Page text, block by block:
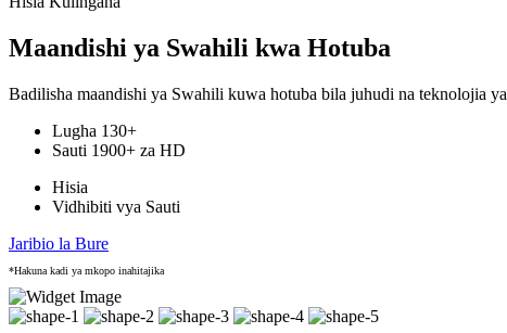
Maandishi ya Swahili kwa Hotuba
Badilisha maandishi ya Swahili kuwa hotuba bila juhudi na teknolojia
Lugha 130+
Sauti 1900+ za HD
Hisia
Vidhibiti vya Sauti
Jaribio la Bure
*Hakuna kadi ya mkopo inahitajika